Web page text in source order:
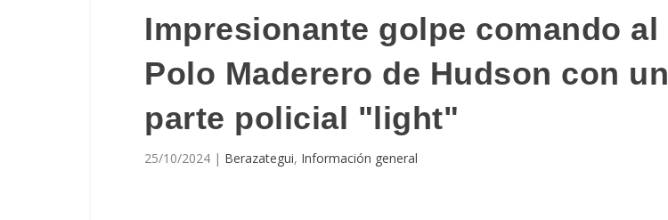
Impresionante golpe comando al
Polo Maderero de Hudson con un
parte policial "light"
25/10/2024 | Berazategui, Información general